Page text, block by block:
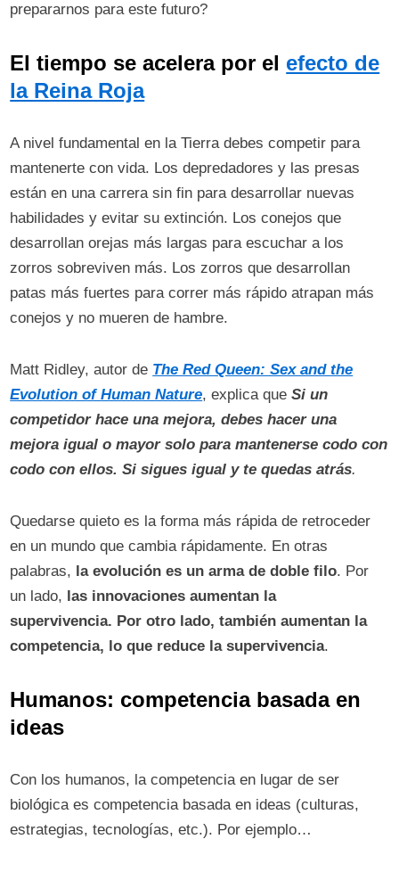
prepararnos para este futuro?
El tiempo se acelera por el efecto de
la Reina Roja
A nivel fundamental en la Tierra debes competir para
mantenerte con vida. Los depredadores y las presas
están en una carrera sin fin para desarrollar nuevas
habilidades y evitar su extinción. Los conejos que
desarrollan orejas más largas para escuchar a los
zorros sobreviven más. Los zorros que desarrollan
patas más fuertes para correr más rápido atrapan más
conejos y no mueren de hambre.
Matt Ridley, autor de The Red Queen: Sex and the
Evolution of Human Nature, explica que Si un
competidor hace una mejora, debes hacer una
mejora igual o mayor solo para mantenerse codo con
codo con ellos. Si sigues igual y te quedas atrás.
Quedarse quieto es la forma más rápida de retroceder
en un mundo que cambia rápidamente. En otras
palabras, la evolución es un arma de doble filo. Por
un lado, las innovaciones aumentan la
supervivencia. Por otro lado, también aumentan la
competencia, lo que reduce la supervivencia.
Humanos: competencia basada en
ideas
Con los humanos, la competencia en lugar de ser
biológica es competencia basada en ideas (culturas,
estrategias, tecnologías, etc.). Por ejemplo…